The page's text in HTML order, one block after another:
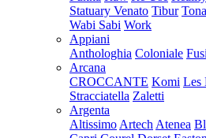
Statuary Venato Tibur
Wabi Sabi Work
Appiani
Anthologhia Coloniale
Arcana
CROCCANTE Komi Les
Stracciatella Zaletti
Argenta
Altissimo Artech Atenea